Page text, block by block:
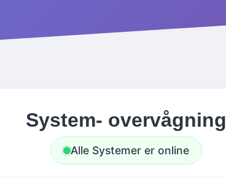
System- overvågning
Alle Systemer er online